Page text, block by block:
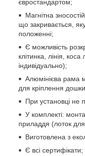
євростандартом;
Магнітна
що закривається,
положенні;
Є можливість
клітинка, лінія,
індивідуально);
Алюмінієва рама
для кріплення
При установці не
У комплекті:
приладдя (лоток
Виготовлена ​​з
Є всі сертифікати;